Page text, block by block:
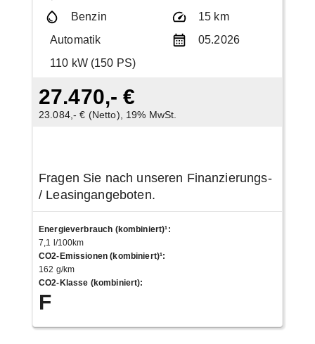
Benzin
15 km
Automatik
05.2026
110 kW (150 PS)
27.470,- €
23.084,- € (Netto), 19% MwSt.
Fragen Sie nach unseren Finanzierungs-
/ Leasingangeboten.
Energieverbrauch (kombiniert)¹:
7,1 l/100km
CO2-Emissionen (kombiniert)¹:
162 g/km
CO2-Klasse (kombiniert):
F